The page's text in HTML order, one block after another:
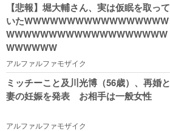
【悲報】堀大輔さん、実は仮眠を取って
いたWWWWWWWWWWWWWWWWW
WWWWWWWWWWWWWWWWWWW
WWWWWW
アルファルファモザイク
ミッチーこと及川光博（56歳）、再婚と
妻の妊娠を発表 お相手は一般女性
アルファルファモザイク